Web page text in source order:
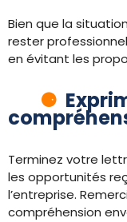
Bien que la
rester
en évitant les
Terminez votre
les opportunités
l’entreprise.
compréhension